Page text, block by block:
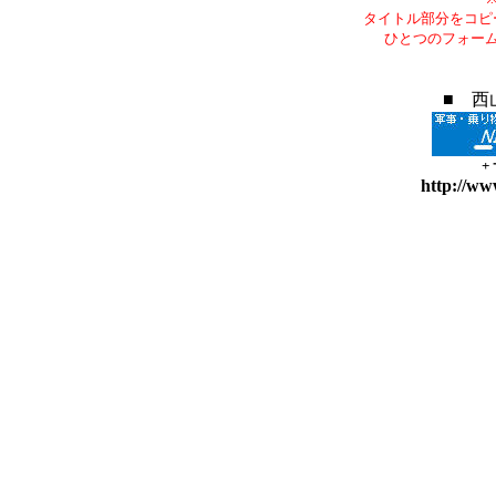
タイトル部分をコ
ひとつのフォー
■ 西
+
http://